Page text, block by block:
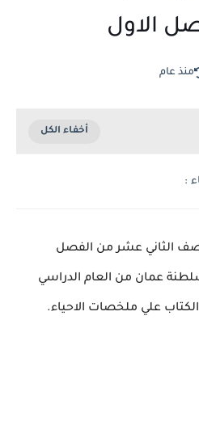
الاول
منذ عام
:
الثاني عشر من الفصل
عمان من العام الدراسي